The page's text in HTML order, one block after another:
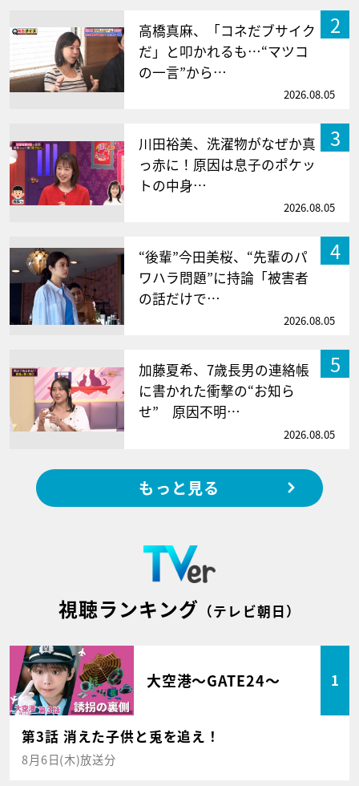
2
高橋真麻、「コネだブサイク
だ」と叩かれるも…“マツコ
の一言”から…
2026.08.05
3
川田裕美、洗濯物がなぜか真
っ赤に！原因は息子のポケッ
トの中身…
2026.08.05
4
“後輩”今田美桜、“先輩のパ
ワハラ問題”に持論「被害者
の話だけで…
2026.08.05
5
加藤夏希、7歳長男の連絡帳
に書かれた衝撃の“お知ら
せ” 原因不明…
2026.08.05
もっと見る
視聴ランキング （テレビ朝日）
大空港～GATE24～ 1
第3話 消えた子供と兎を追え！
8月6日(木)放送分